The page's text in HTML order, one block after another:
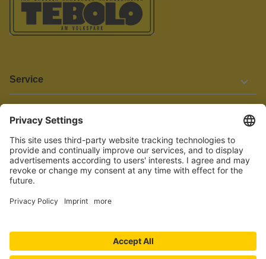
Service
Informationen
Barrierefreiheit
Wir bemühen uns, unsere Website barrierefrei zu gestalten.
Einige Inhalte und Funktionen sind derzeit jedoch noch nicht
vollständig zugänglich. Wenn Sie auf Barrieren stoßen oder Hilfe
benötigen, kontaktieren Sie uns bitte unter service[at]knutzen.de.
Vertrag widerrufen
© 2026 TEBOLO